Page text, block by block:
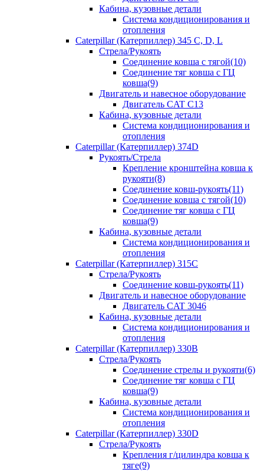
Кабина, кузовные детали
Система кондиционирования и
отопления
Caterpillar (Катерпиллер) 345 C, D, L
Стрела/Рукоять
Соединение ковша с тягой(10)
Соединение тяг ковша с ГЦ
ковша(9)
Двигатель и навесное оборудование
Двигатель CAT C13
Кабина, кузовные детали
Система кондиционирования и
отопления
Caterpillar (Катерпиллер) 374D
Рукоять/Стрела
Крепление кронштейна ковша к
рукояти(8)
Соединение ковш-рукоять(11)
Соединение ковша с тягой(10)
Соединение тяг ковша с ГЦ
ковша(9)
Кабина, кузовные детали
Система кондиционирования и
отопления
Caterpillar (Катерпиллер) 315C
Стрела/Рукоять
Соединение ковш-рукоять(11)
Двигатель и навесное оборудование
Двигатель CAT 3046
Кабина, кузовные детали
Система кондиционирования и
отопления
Caterpillar (Катерпиллер) 330B
Стрела/Рукоять
Соединение стрелы и рукояти(6)
Соединение тяг ковша с ГЦ
ковша(9)
Кабина, кузовные детали
Система кондиционирования и
отопления
Caterpillar (Катерпиллер) 330D
Стрела/Рукоять
Крепления г/цилиндра ковша к
тяге(9)